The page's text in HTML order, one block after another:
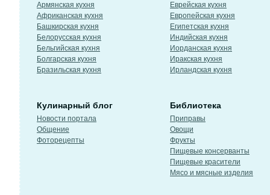
Армянская кухня
Африканская кухня
Башкирская кухня
Белорусская кухня
Бельгийская кухня
Болгарская кухня
Бразильская кухня
Еврейская кухня
Европейская кухня
Египетская кухня
Индийская кухня
Иорданская кухня
Иракская кухня
Ирландская кухня
Кулинарный блог
Новости портала
Общение
Фоторецепты
Библиотека
Приправы
Овощи
Фрукты
Пищевые консерванты
Пищевые красители
Мясо и мясные изделия